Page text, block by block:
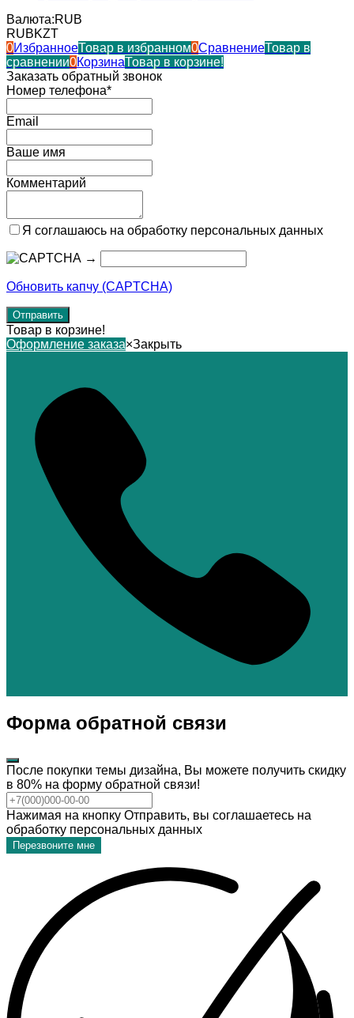
Валюта:RUB
RUBKZT
0ИзбранноеТовар в избранном0СравнениеТовар в
сравнении0КорзинаТовар в корзине!
Заказать обратный звонок
Номер телефона*
Email
Ваше имя
Комментарий
Я соглашаюсь на обработку персональных данных
→
Обновить капчу (CAPTCHA)
Товар в корзине!
Оформление заказа×Закрыть
Форма обратной связи
После покупки темы дизайна, Вы можете получить скидку
в 80% на форму обратной связи!
Нажимая на кнопку Отправить, вы соглашаетесь на
обработку персональных данных
Перезвоните мне